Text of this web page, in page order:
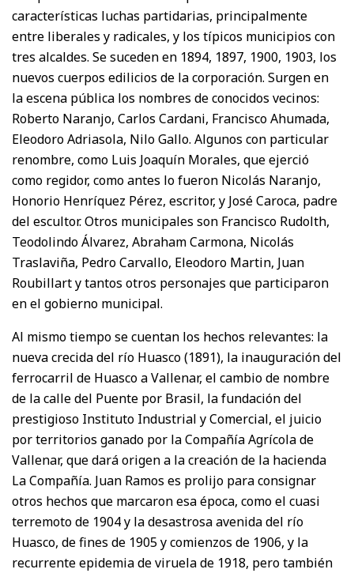
características luchas partidarias, principalmente
entre liberales y radicales, y los típicos municipios con
tres alcaldes. Se suceden en 1894, 1897, 1900, 1903, los
nuevos cuerpos edilicios de la corporación. Surgen en
la escena pública los nombres de conocidos vecinos:
Roberto Naranjo, Carlos Cardani, Francisco Ahumada,
Eleodoro Adriasola, Nilo Gallo. Algunos con particular
renombre, como Luis Joaquín Morales, que ejerció
como regidor, como antes lo fueron Nicolás Naranjo,
Honorio Henríquez Pérez, escritor, y José Caroca, padre
del escultor. Otros municipales son Francisco Rudolth,
Teodolindo Álvarez, Abraham Carmona, Nicolás
Traslaviña, Pedro Carvallo, Eleodoro Martin, Juan
Roubillart y tantos otros personajes que participaron
en el gobierno municipal.
Al mismo tiempo se cuentan los hechos relevantes: la
nueva crecida del río Huasco (1891), la inauguración del
ferrocarril de Huasco a Vallenar, el cambio de nombre
de la calle del Puente por Brasil, la fundación del
prestigioso Instituto Industrial y Comercial, el juicio
por territorios ganado por la Compañía Agrícola de
Vallenar, que dará origen a la creación de la hacienda
La Compañía. Juan Ramos es prolijo para consignar
otros hechos que marcaron esa época, como el cuasi
terremoto de 1904 y la desastrosa avenida del río
Huasco, de fines de 1905 y comienzos de 1906, y la
recurrente epidemia de viruela de 1918, pero también